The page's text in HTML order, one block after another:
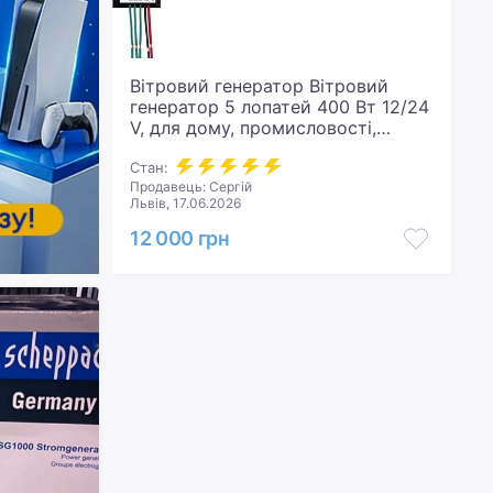
Вітровий генератор Вітровий
генератор 5 лопатей 400 Вт 12/24
V, для дому, промисловості,
Стан:
Продавець: Сергій
Львів, 17.06.2026
12 000 грн